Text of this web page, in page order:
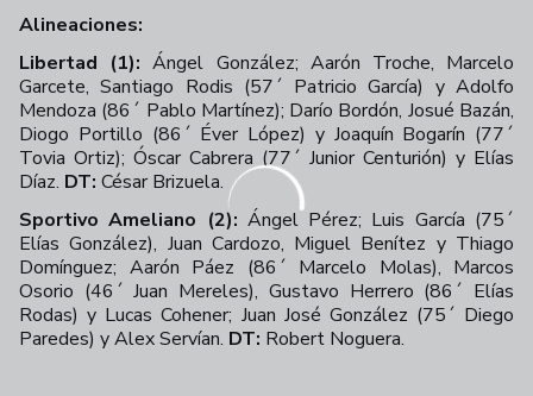
Alineaciones:
Libertad (1): Ángel González; Aarón Troche, Marcelo
Garcete, Santiago Rodis (57´ Patricio García) y Adolfo
Mendoza (86´ Pablo Martínez); Darío Bordón, Josué Bazán,
Diogo Portillo (86´ Éver López) y Joaquín Bogarín (77´
Tovia Ortiz); Óscar Cabrera (77´ Junior Centurión) y Elías
Díaz. DT: César Brizuela.
Sportivo Ameliano (2): Ángel Pérez; Luis García (75´
Elías González), Juan Cardozo, Miguel Benítez y Thiago
Domínguez; Aarón Páez (86´ Marcelo Molas), Marcos
Osorio (46´ Juan Mereles), Gustavo Herrero (86´ Elías
Rodas) y Lucas Cohener; Juan José González (75´ Diego
Paredes) y Alex Servían. DT: Robert Noguera.